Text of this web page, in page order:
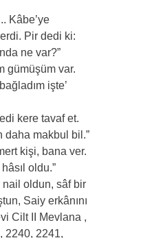
Kâbe’ye
Pir dedi ki:
ne var?”
gümüşüm var.
işte’
kere tavaf et.
daha makbul bil.”
kişi, bana ver.
oldu.”
nail oldun, sâf bir
Saiy erkânını
Cilt II Mevlana ,
2240, 2241,